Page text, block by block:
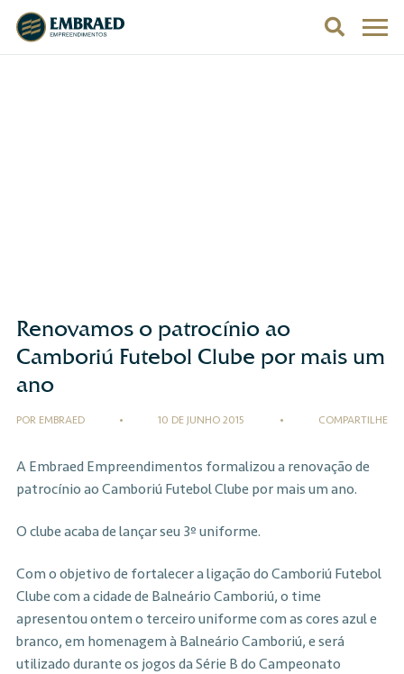
Renovamos o patrocínio ao
Camboriú Futebol Clube por mais um
ano
POR EMBRAED • 10 DE JUNHO 2015 • COMPARTILHE
A Embraed Empreendimentos formalizou a renovação de
patrocínio ao Camboriú Futebol Clube por mais um ano.
O clube acaba de lançar seu 3º uniforme.
Com o objetivo de fortalecer a ligação do Camboriú Futebol
Clube com a cidade de Balneário Camboriú, o time
apresentou ontem o terceiro uniforme com as cores azul e
branco, em homenagem à Balneário Camboriú, e será
utilizado durante os jogos da Série B do Campeonato